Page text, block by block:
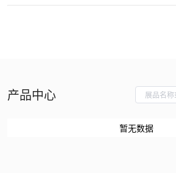
产品中心
暂无数据